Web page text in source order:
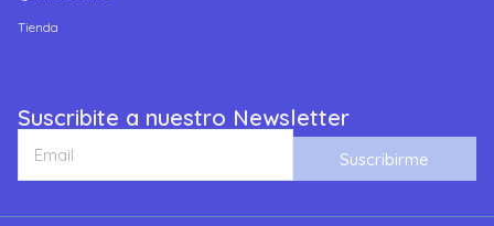
Tienda
Suscribite a nuestro Newsletter
Suscribirme